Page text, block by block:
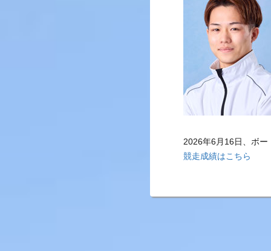
2026年6月16日、ボ
競走成績はこちら